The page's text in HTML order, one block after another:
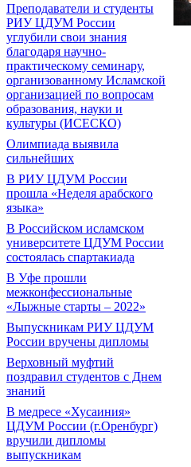
Преподаватели и студенты
РИУ ЦДУМ России
углубили свои знания
благодаря научно-
практическому семинару,
организованному Исламской
организацией по вопросам
образования, науки и
культуры (ИСЕСКО)
Олимпиада выявила
сильнейших
В РИУ ЦДУМ России
прошла «Неделя арабского
языка»
В Российском исламском
университете ЦДУМ России
состоялась спартакиада
В Уфе прошли
межконфессиональные
«Лыжные старты – 2022»
Выпускникам РИУ ЦДУМ
России вручены дипломы
Верховный муфтий
поздравил студентов с Днем
знаний
В медресе «Хусаиния»
ЦДУМ России (г.Оренбург)
вручили дипломы
выпускникам